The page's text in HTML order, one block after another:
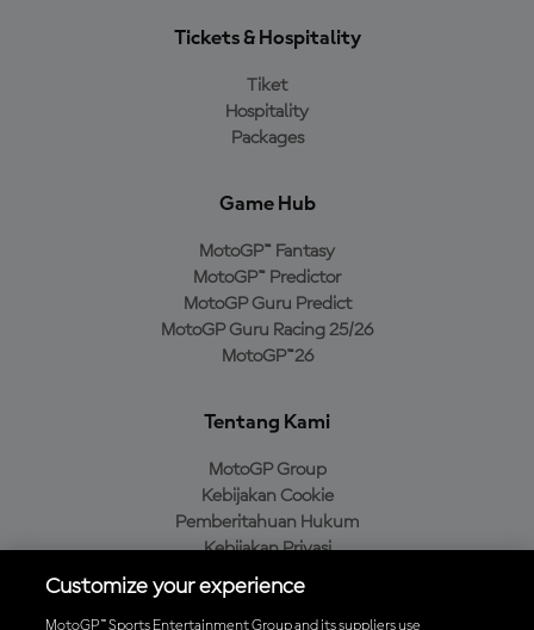
Tickets & Hospitality
Tiket
Hospitality
Packages
Game Hub
MotoGP™ Fantasy
MotoGP™ Predictor
MotoGP Guru Predict
MotoGP Guru Racing 25/26
MotoGP™26
Tentang Kami
MotoGP Group
Kebijakan Cookie
Pemberitahuan Hukum
Kebijakan Privasi
Kebijakan Pembelian
Customize your experience
MotoGP™ Sports Entertainment Group and its suppliers use